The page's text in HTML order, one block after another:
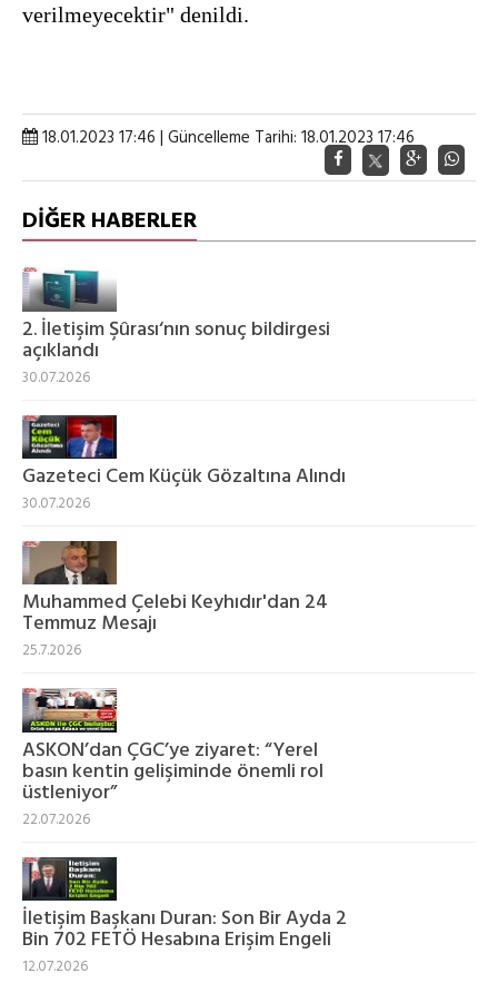
verilmeyecektir" denildi.
18.01.2023 17:46 | Güncelleme Tarihi: 18.01.2023 17:46
DİĞER HABERLER
2. İletişim Şûrası‘nın sonuç bildirgesi
açıklandı
30.07.2026
Gazeteci Cem Küçük Gözaltına Alındı
30.07.2026
Muhammed Çelebi Keyhıdır'dan 24
Temmuz Mesajı
25.7.2026
ASKON’dan ÇGC’ye ziyaret: “Yerel
basın kentin gelişiminde önemli rol
üstleniyor”
22.07.2026
İletişim Başkanı Duran: Son Bir Ayda 2
Bin 702 FETÖ Hesabına Erişim Engeli
12.07.2026